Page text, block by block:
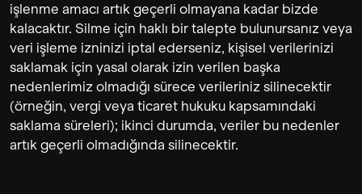
işlenme amacı artık geçerli olmayana kadar bizde
kalacaktır. Silme için haklı bir talepte bulunursanız veya
veri işleme izninizi iptal ederseniz, kişisel verilerinizi
saklamak için yasal olarak izin verilen başka
nedenlerimiz olmadığı sürece verileriniz silinecektir
(örneğin, vergi veya ticaret hukuku kapsamındaki
saklama süreleri); ikinci durumda, veriler bu nedenler
artık geçerli olmadığında silinecektir.